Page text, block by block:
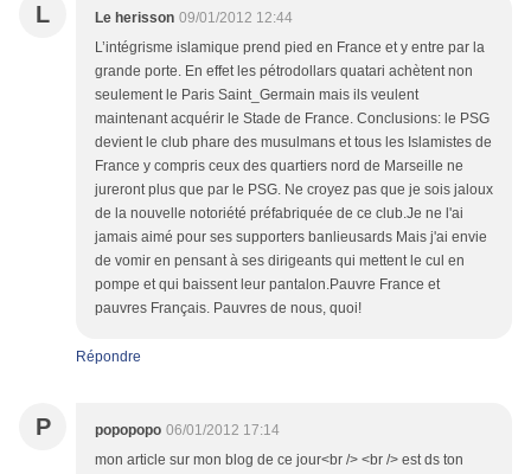
L Le herisson 09/01/2012 12:44
L’intégrisme islamique prend pied en France et y entre par la
grande porte. En effet les pétrodollars quatari achètent non
seulement le Paris Saint_Germain mais ils veulent
maintenant acquérir le Stade de France. Conclusions: le PSG
devient le club phare des musulmans et tous les Islamistes de
France y compris ceux des quartiers nord de Marseille ne
jureront plus que par le PSG. Ne croyez pas que je sois jaloux
de la nouvelle notoriété préfabriquée de ce club.Je ne l'ai
jamais aimé pour ses supporters banlieusards Mais j'ai envie
de vomir en pensant à ses dirigeants qui mettent le cul en
pompe et qui baissent leur pantalon.Pauvre France et
pauvres Français. Pauvres de nous, quoi!
Répondre
P popopopo 06/01/2012 17:14
mon article sur mon blog de ce jour<br /> <br /> est ds ton